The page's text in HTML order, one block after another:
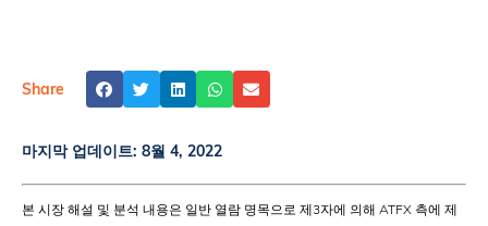
Share
마지막 업데이트: 8월 4, 2022
본 시장 해설 및 분석 내용은 일반 열람 명목으로 제3자에 의해 ATFX 측에 제